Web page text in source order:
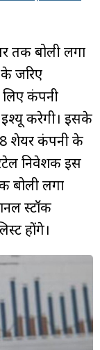
तक बोली लगा
जरिए
लिए कंपनी
करेगी। इसके
शेयर कंपनी के
निवेशक इस
बोली लगा
स्टॉक
होंगे।